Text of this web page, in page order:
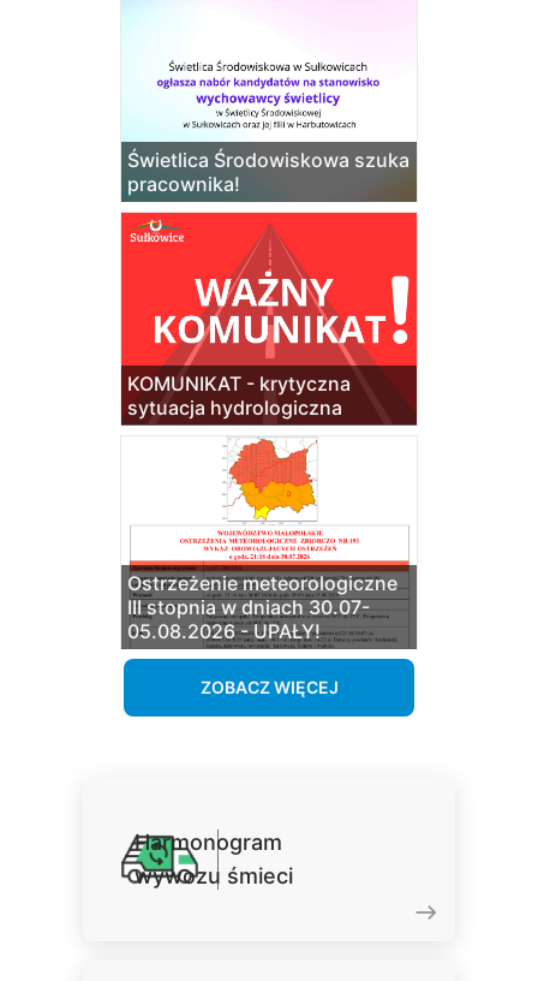
Świetlica Środowiskowa szuka
pracownika!
KOMUNIKAT - krytyczna
sytuacja hydrologiczna
Ostrzeżenie meteorologiczne
III stopnia w dniach 30.07-
05.08.2026 - UPAŁY!
ZOBACZ WIĘCEJ
Harmonogram
wywozu śmieci